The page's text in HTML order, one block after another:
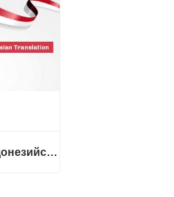
Услуги перевода| Индонезийский с китайского или на китайский